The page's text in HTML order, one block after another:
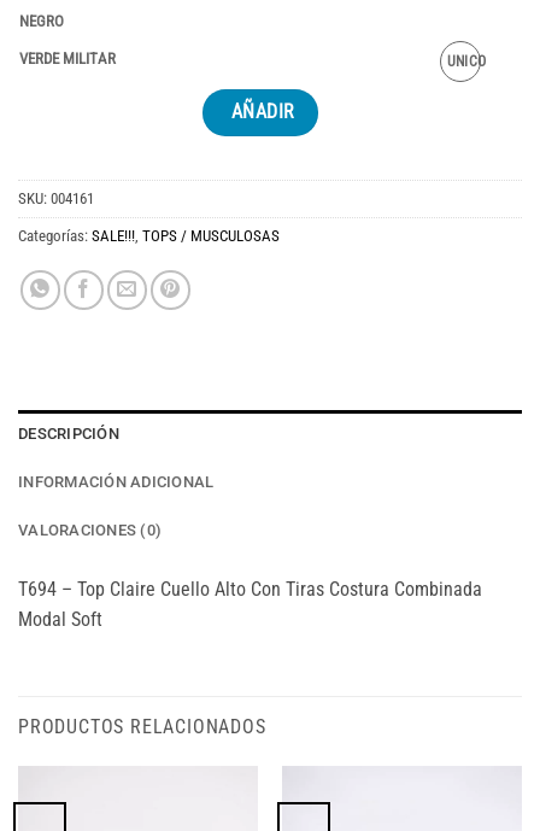
NEGRO
VERDE MILITAR UNICO
AÑADIR
SKU: 004161
Categorías: SALE!!!, TOPS / MUSCULOSAS
DESCRIPCIÓN
INFORMACIÓN ADICIONAL
VALORACIONES (0)
T694 – Top Claire Cuello Alto Con Tiras Costura Combinada
Modal Soft
PRODUCTOS RELACIONADOS